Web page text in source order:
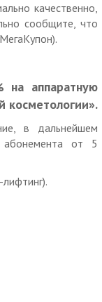
качественно,
сообщите, что
на аппаратную
косметологии».
в дальнейшем
абонемента от 5